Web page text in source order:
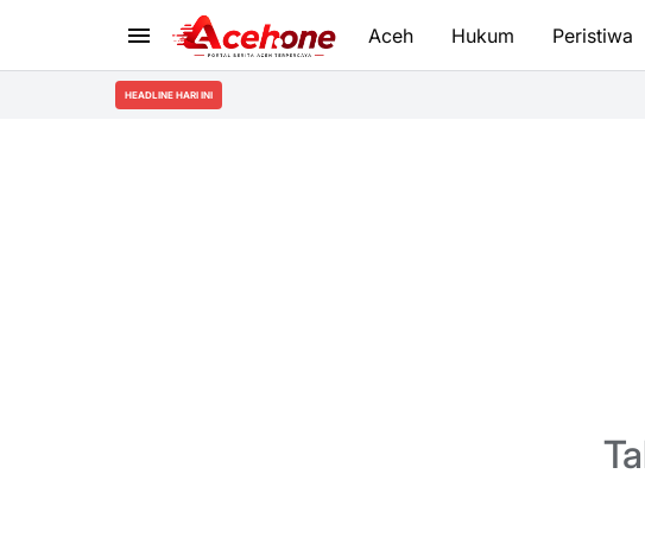
Aceh Hukum Peristiwa
HEADLINE HARI INI